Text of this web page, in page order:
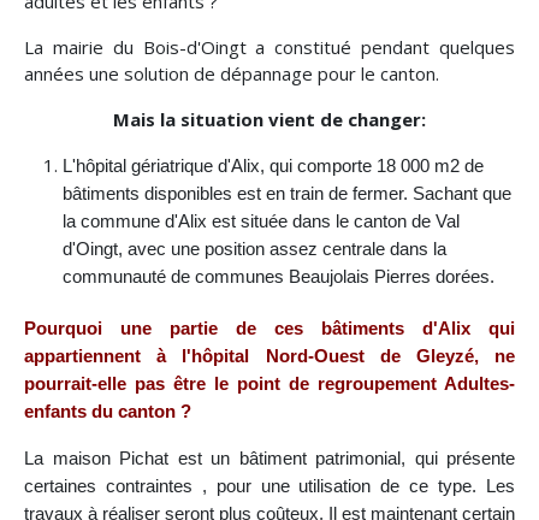
La mairie du Bois-d'Oingt a constitué pendant quelques
années une solution de dépannage pour le canton.
Mais la situation vient de changer:
L'hôpital gériatrique d'Alix, qui comporte 18 000 m2 de
bâtiments disponibles est en train de fermer. Sachant que
la commune d'Alix est située dans le canton de Val
d'Oingt, avec une position assez centrale dans la
communauté de communes Beaujolais Pierres dorées.
Pourquoi une partie de ces bâtiments d'Alix qui
appartiennent à l'hôpital Nord-Ouest de Gleyzé, ne
pourrait-elle pas être le point de regroupement Adultes-
enfants du canton ?
La maison Pichat est un bâtiment patrimonial, qui présente
certaines contraintes , pour une utilisation de ce type. Les
travaux à réaliser seront plus coûteux. Il est maintenant certain